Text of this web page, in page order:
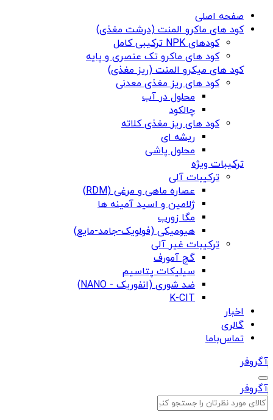
صفحه اصلی
کود های ماکرو المنت (درشت مغذی)
کودهای NPK ترکیبی کامل
کود های ماکرو تک عنصری و پایه
کود های میکرو المنت (ریز مغذی)
کود های ریز مغذی معدنی
محلول در آب
چالکود
کود های ریز مغذی کلاته
ریشه ای
محلول پاشی
ترکیبات ویژه
ترکیبات آلی
عصاره ماهی و مرغی (RDM)
ژلامین و اسید آمینه ها
مگا زورب
هیومیکی (فولویک-جامد-مایع)
ترکیبات غیر آلی
گچ آمورف
سیلیکات پتاسیم
ضد شوری (انفوریک - NANO)
K-CIT
اخبار
گالری
تماس‌باما
آگروفر
آگروفر